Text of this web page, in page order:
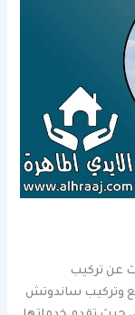
عن تركيب
وتركيب ساندوتش